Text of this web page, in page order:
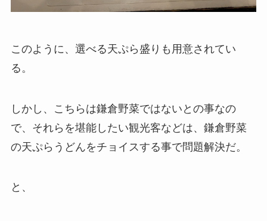
このように、選べる天ぷら盛りも用意されてい
る。
しかし、こちらは鎌倉野菜ではないとの事なの
で、それらを堪能したい観光客などは、鎌倉野菜
の天ぷらうどんをチョイスする事で問題解決だ。
と、